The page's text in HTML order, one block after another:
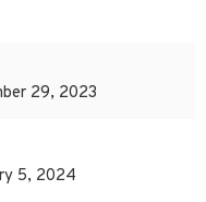
29, 2023
5, 2024